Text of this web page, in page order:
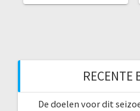
RECENTE
De doelen voor dit